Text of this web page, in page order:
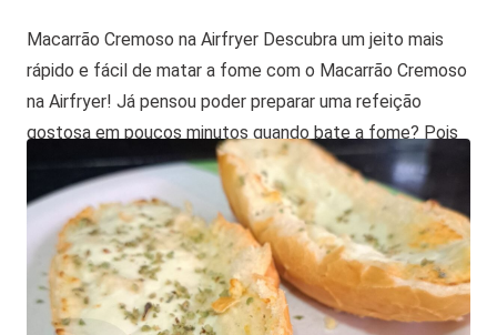
Macarrão Cremoso na Airfryer Descubra um jeito mais
rápido e fácil de matar a fome com o Macarrão Cremoso
na Airfryer! Já pensou poder preparar uma refeição
gostosa em poucos minutos quando bate a fome? Pois
é, é possível fazer isso com a sua Airfryer com um pouco
de macarrão, molho caseiro ou molho pronto